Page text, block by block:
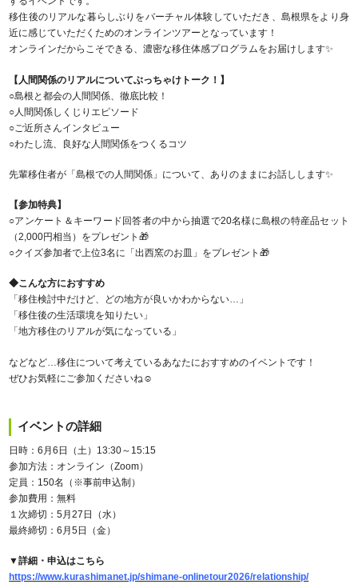
移住後のリアルな暮らしぶりをバーチャル体験していただき、島根県をより身
近に感じていただくためのオンラインツアーとなっています！
オンラインだからこそできる、濃密な移住体感プログラムをお届けします✨
【人間関係のリアルについてぶっちゃけトーク！】
○島根と都会の人間関係、徹底比較！
○人間関係しくじりエピソード
○ご近所さんインタビュー
○わたし流、良好な人間関係をつくるコツ
先輩移住者が「島根での人間関係」について、ありのままにお話しします✨
【参加特典】
○アンケート＆キーワード回答者の中から抽選で20名様に島根の特産品セット
（2,000円相当）をプレゼント🎁
○クイズ参加者で上位3名に「出西窯のお皿」をプレゼント🎁
◆こんな方におすすめ
「移住検討中だけど、どの地方が良いかわからない…」
「移住後の生活環境を知りたい」
「地方移住のリアルが気になっている」
などなど…移住について考えているあなたにおすすめのイベントです！
ぜひお気軽にご参加くださいね☺
イベントの詳細
日時：6月6日（土）13:30～15:15
参加方法：オンライン（Zoom）
定員：150名（※事前申込制）
参加費用：無料
１次締切：5月27日（水）
最終締切：6月5日（金）
▼詳細・申込はこちら
https://www.kurashimanet.jp/shimane-onlinetour2026/relationship/